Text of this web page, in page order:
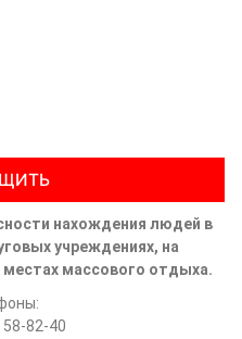
нахождения людей в
учреждениях, на
массового отдыха.
58-82-40